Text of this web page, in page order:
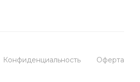
Конфиденциальность Оферта